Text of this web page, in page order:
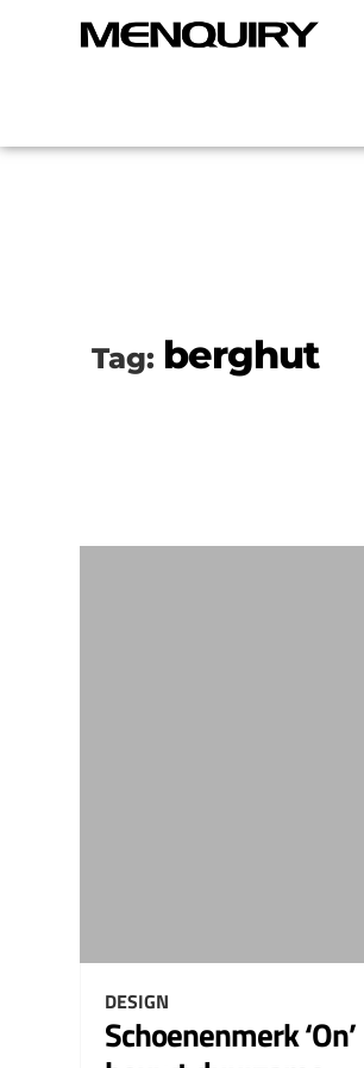
Tag: berghut
DESIGN
Schoenenmerk ‘On’